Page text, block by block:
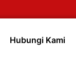
Hubungi Kami